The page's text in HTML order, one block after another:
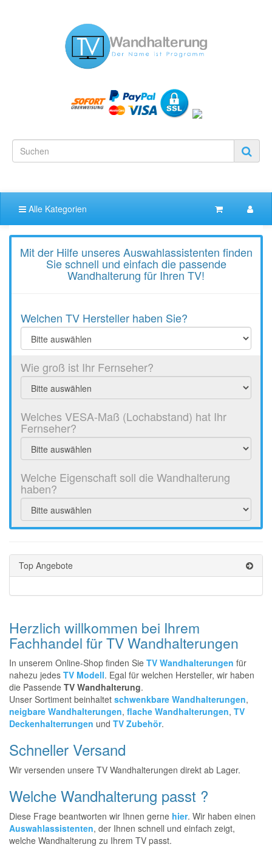
Alle Kategorien
Mit der Hilfe unseres Auswahlassistenten finden
Sie schnell und einfach die passende
Wandhalterung für Ihren TV!
Welchen TV Hersteller haben Sie?
Bitte
auswählen
Wie groß ist Ihr Fernseher?
Bitte
auswählen
Welches VESA-Maß (Lochabstand) hat Ihr
Fernseher?
Bitte
auswählen
Welche Eigenschaft soll die Wandhalterung
haben?
Bitte
auswählen
Top Angebote
Herzlich willkommen bei Ihrem
Fachhandel für TV Wandhalterungen
In unserem Online-Shop finden Sie TV Wandhalterungen für
nahezu jedes TV Modell. Egal für welchen Hersteller, wir haben
die Passende TV Wandhalterung.
Unser Sortiment beinhaltet schwenkbare Wandhalterungen,
neigbare Wandhalterungen, flache Wandhalterungen, TV
Deckenhalterrungen und TV Zubehör.
Schneller Versand
Wir versenden unsere TV Wandhalterungen direkt ab Lager.
Welche Wandhalterung passt ?
Diese Frage beantworten wir Ihnen gerne hier. Wir haben einen
Auswahlassistenten, der Ihnen schnell und einfach zeigt,
welche Wandhalterung zu Ihrem TV passt.